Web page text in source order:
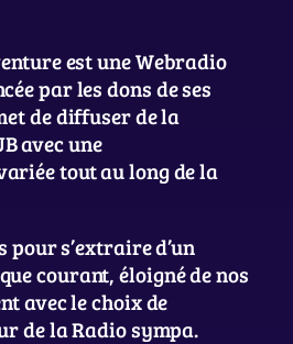
est une Webradio
par les dons de ses
de diffuser de la
avec une
tout au long de la
pour s’extraire d’un
courant, éloigné de nos
avec le choix de
de la Radio sympa.